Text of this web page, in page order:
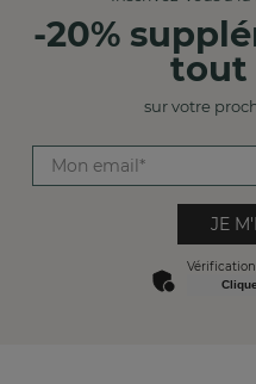
-20%
tout
sur votre
JE